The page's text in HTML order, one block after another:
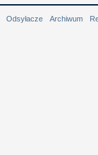
Odsyłacze Archiwum